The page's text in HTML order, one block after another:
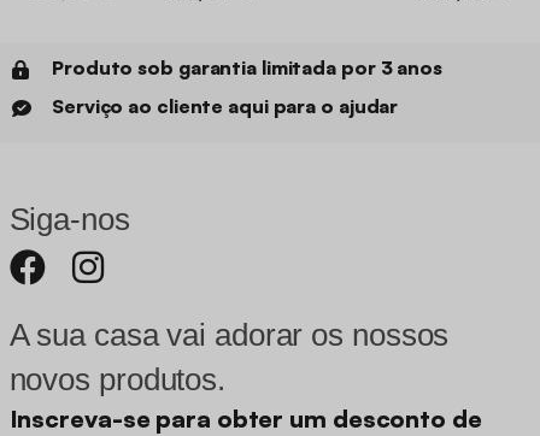
Produto sob garantia limitada por 3 anos
Serviço ao cliente aqui para o ajudar
Siga-nos
A sua casa vai adorar os nossos
novos produtos.
Inscreva-se para obter um desconto de